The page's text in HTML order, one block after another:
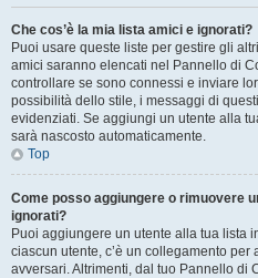
Che cos’è la mia lista amici e ignorati?
Puoi usare queste liste per gestire gli
amici saranno elencati nel Pannello di
controllare se sono connessi e inviare
possibilità dello stile, i messaggi di
evidenziati. Se aggiungi un utente alla
sarà nascosto automaticamente.
Top
Come posso aggiungere o rimuovere
ignorati?
Puoi aggiungere un utente alla tua lista
ciascun utente, c’è un collegamento
avversari. Altrimenti, dal tuo Pannello di